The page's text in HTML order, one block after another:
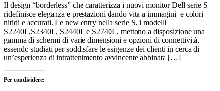
Il design “borderless” che caratterizza i nuovi monitor Dell serie S
ridefinisce eleganza e prestazioni dando vita a immagini e colori
nitidi e accurati. Le new entry nella serie S, i modelli
S2240L,S2340L, S2440L e S2740L, mettono a disposizione una
gamma di schermi di varie dimensioni e opzioni di connettività,
essendo studiati per soddisfare le esigenze dei clienti in cerca di
un’esperienza di intrattenimento avvincente abbinata […]
Per condividere: